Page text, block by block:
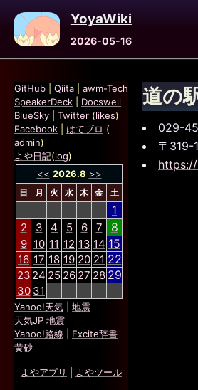
YoyaWiki
2026-05-16
道の
029-
〒319-
GitHub Qiita
awm-Tech
SpeakerDeck
Docswell
BlueSky
Twitter (likes)
Facebook
はてブロ (
admin)
よや日記(log)
<< 2026.8 >>
日 月 火 水 木 金 土
1
2 3 4 5 6 7 8
9 10 11 12 13 14 15
16 17 18 19 20 21 22
23 24 25 26 27 28 29
30 31
Yahoo!天気
地震
天気JP 地震
Yahoo!路線
Excite辞書
黄砂
よやアプリ よやツール